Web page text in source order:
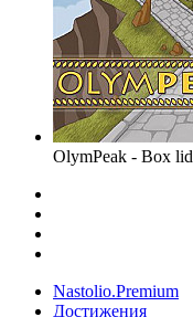
OlymPeak - Box lid
Nastolio.Premium
Достижения